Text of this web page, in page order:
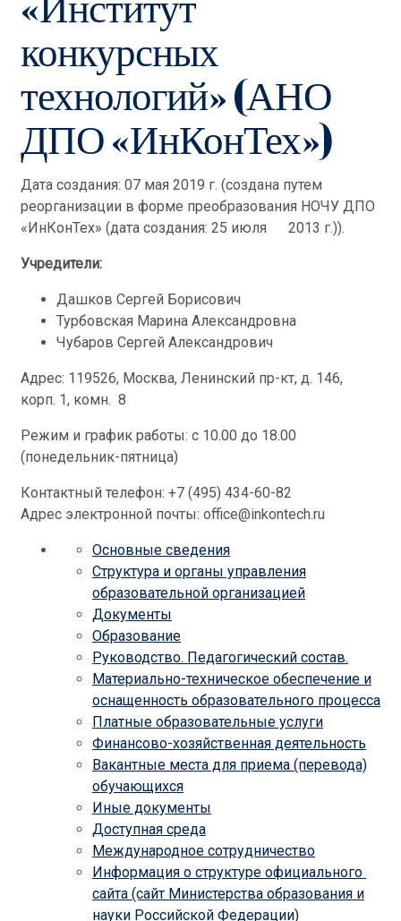
конкурсных
технологий» (АНО
ДПО «ИнКонТех»)
Дата создания: 07 мая 2019 г. (создана путем
реорганизации в форме преобразования НОЧУ ДПО
«ИнКонТех» (дата создания: 25 июля 2013 г.)).
Учредители:
Дашков Сергей Борисович
Турбовская Марина Александровна
Чубаров Сергей Александрович
Адрес: 119526, Москва, Ленинский пр-кт, д. 146,
корп. 1, комн. 8
Режим и график работы: с 10.00 до 18.00
(понедельник-пятница)
Контактный телефон: +7 (495) 434-60-82
Адрес электронной почты: office@inkontech.ru
Основные сведения
Структура и органы управления
образовательной организацией
Документы
Образование
Руководство. Педагогический состав.
Материально-техническое обеспечение и
оснащенность образовательного процесса
Платные образовательные услуги
Финансово-хозяйственная деятельность
Вакантные места для приема (перевода)
обучающихся
Иные документы
Доступная среда
Международное сотрудничество
Информация о структуре официального
сайта (сайт Министерства образования и
науки Российской Федерации)